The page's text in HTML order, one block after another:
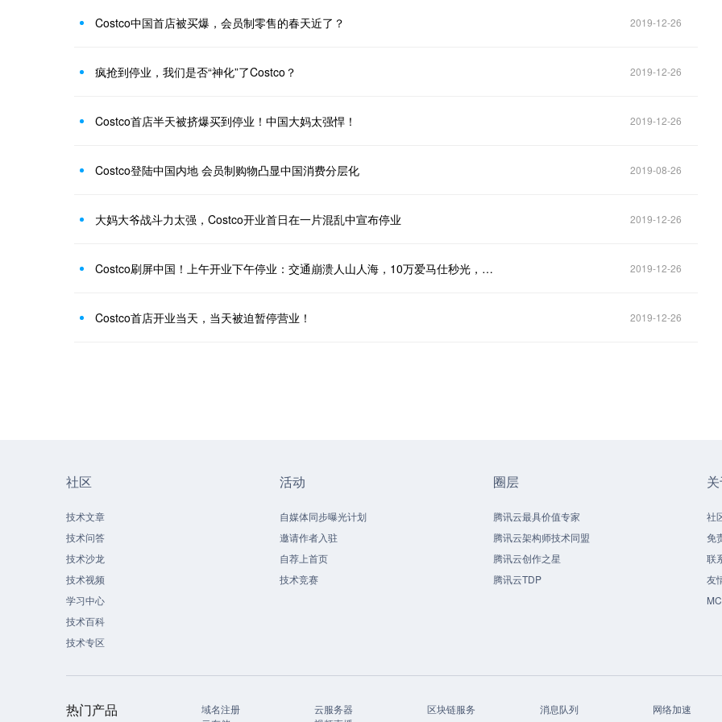
Costco中国首店被买爆，会员制零售的春天近了？ 2019-12-26
疯抢到停业，我们是否“神化”了Costco？ 2019-12-26
Costco首店半天被挤爆买到停业！中国大妈太强悍！ 2019-12-26
Costco登陆中国内地 会员制购物凸显中国消费分层化 2019-08-26
大妈大爷战斗力太强，Costco开业首日在一片混乱中宣布停业 2019-12-26
Costco刷屏中国！上午开业下午停业：交通崩溃人山人海，10万爱马仕秒光，更别提茅台、五粮液 2019-12-26
Costco首店开业当天，当天被迫暂停营业！ 2019-12-26
社区
技术文章
技术问答
技术沙龙
技术视频
学习中心
技术百科
技术专区
活动
自媒体同步曝光计划
邀请作者入驻
自荐上首页
技术竞赛
圈层
腾讯云最具价值专家
腾讯云架构师技术同盟
腾讯云创作之星
腾讯云TDP
社
免
联
友
热门产品 域名注册 云服务器 区块链服务 消息队列
网络加速